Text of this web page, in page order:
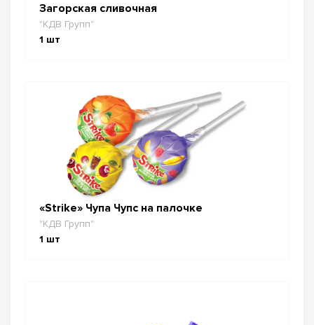
Загорская сливочная
"КДВ Групп"
1 шт
«Strike» Чупа Чупс на палочке
"КДВ Групп"
1 шт